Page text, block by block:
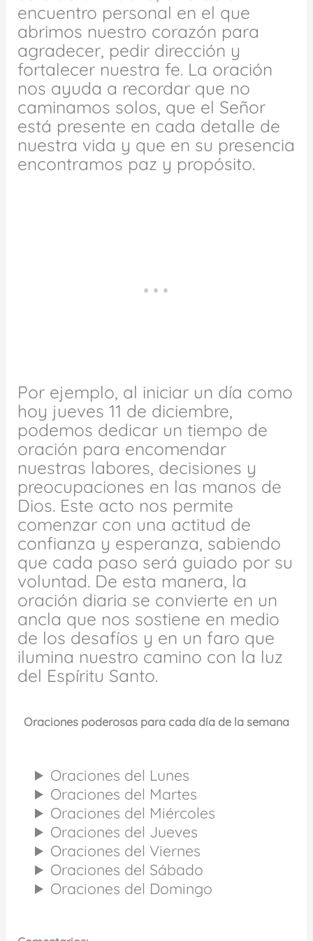
encuentro personal en el que
abrimos nuestro corazón para
agradecer, pedir dirección y
fortalecer nuestra fe. La oración
nos ayuda a recordar que no
caminamos solos, que el Señor
está presente en cada detalle de
nuestra vida y que en su presencia
encontramos paz y propósito.
Por ejemplo, al iniciar un día como
hoy jueves 11 de diciembre,
podemos dedicar un tiempo de
oración para encomendar
nuestras labores, decisiones y
preocupaciones en las manos de
Dios. Este acto nos permite
comenzar con una actitud de
confianza y esperanza, sabiendo
que cada paso será guiado por su
voluntad. De esta manera, la
oración diaria se convierte en un
ancla que nos sostiene en medio
de los desafíos y en un faro que
ilumina nuestro camino con la luz
del Espíritu Santo.
Oraciones poderosas para cada día de la semana
Oraciones del Lunes
Oraciones del Martes
Oraciones del Miércoles
Oraciones del Jueves
Oraciones del Viernes
Oraciones del Sábado
Oraciones del Domingo